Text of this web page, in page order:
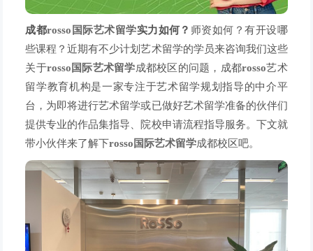
成都rosso国际艺术留学实力如何？ 师资如何？有开设哪
些课程？近期有不少计划艺术留学的学员来咨询我们这些
关于rosso国际艺术留学成都校区的问题，成都rosso艺术
留学教育机构是一家专注于艺术留学规划指导的中介平
台，为即将进行艺术留学或已做好艺术留学准备的伙伴们
提供专业的作品集指导、院校申请流程指导服务。下文就
带小伙伴来了解下rosso国际艺术留学成都校区吧。